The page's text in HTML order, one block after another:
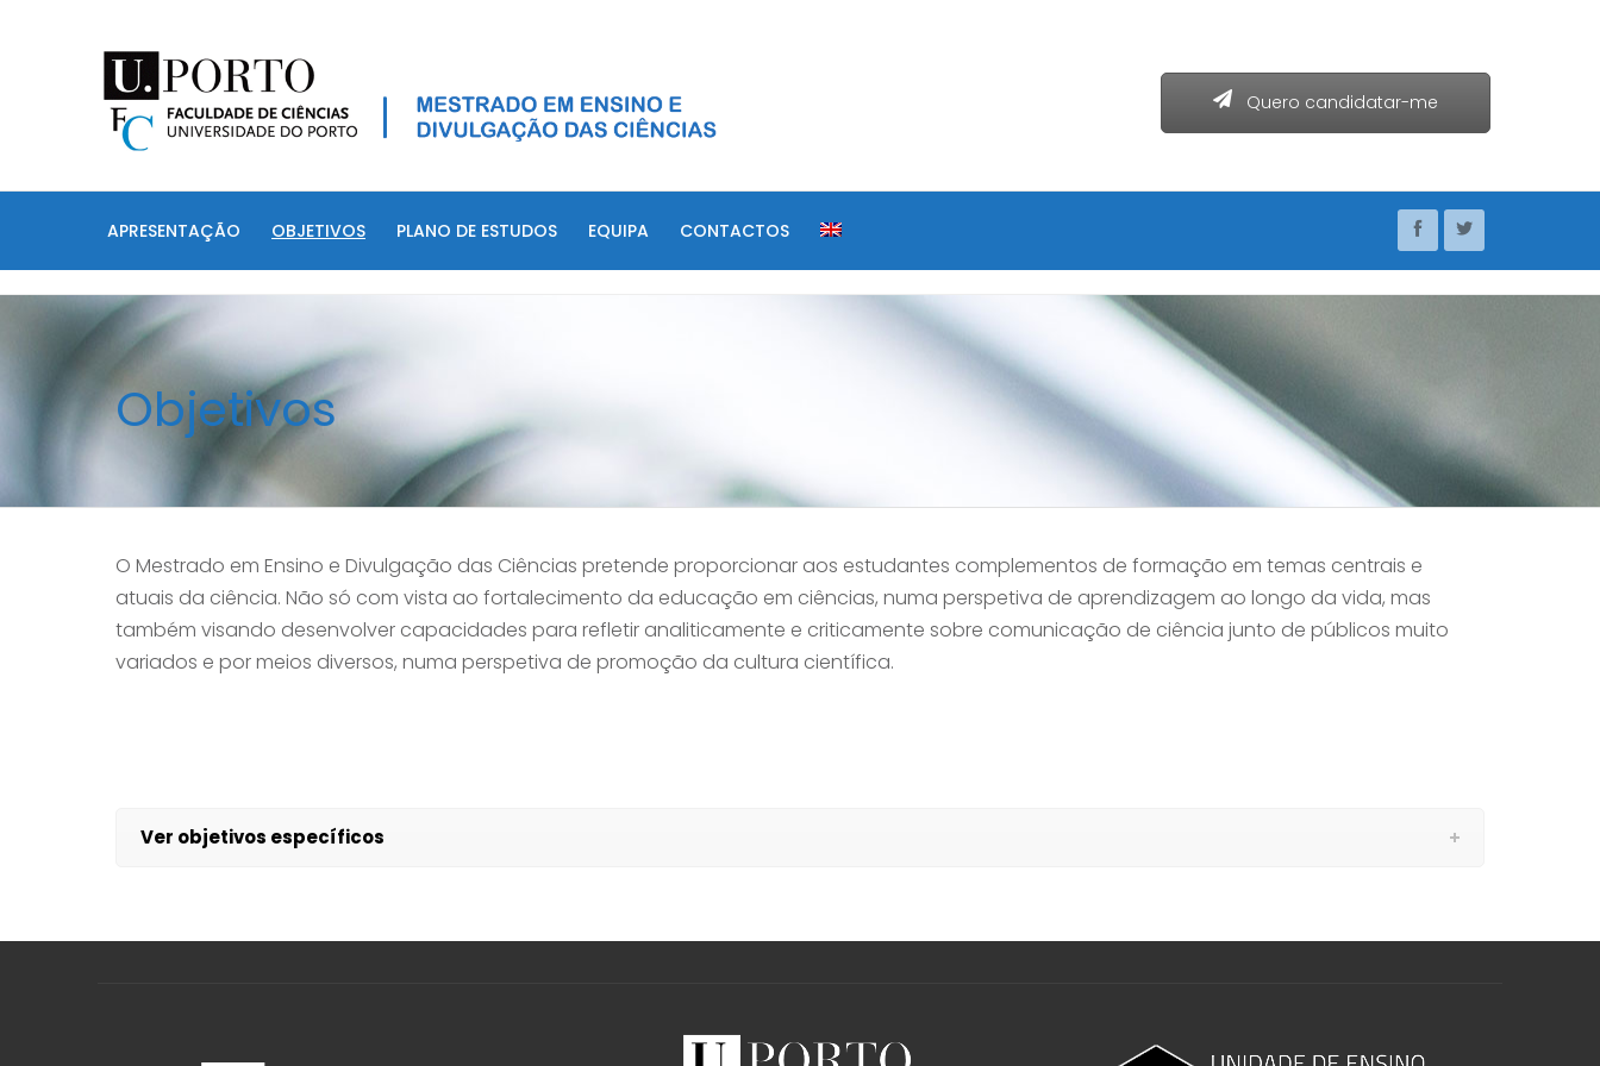
Quero candidatar-me
APRESENTAÇÃO OBJETIVOS PLANO DE ESTUDOS EQUIPA CONTACTOS
Objetivos
O Mestrado em Ensino e Divulgação das Ciências pretende proporcionar aos estudantes complementos de formação em temas centrais e
atuais da ciência. Não só com vista ao fortalecimento da educação em ciências, numa perspetiva de aprendizagem ao longo da vida, mas
também visando desenvolver capacidades para refletir analiticamente e criticamente sobre comunicação de ciência junto de públicos muito
variados e por meios diversos, numa perspetiva de promoção da cultura científica.
Ver objetivos específicos